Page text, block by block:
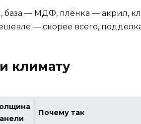
— МДФ, плёнка — акрил,
— скорее всего,
климату
Почему так